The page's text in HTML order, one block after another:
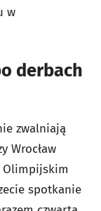
w
derbach
zwalniają
Wrocław
Olimpijskim
spotkanie